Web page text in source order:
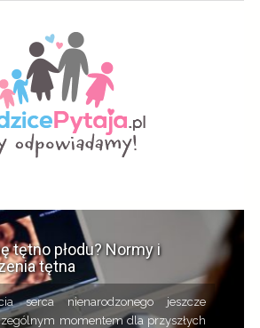
tętno płodu? Normy i
tętna
serca nienarodzonego jeszcze
momentem dla przyszłych